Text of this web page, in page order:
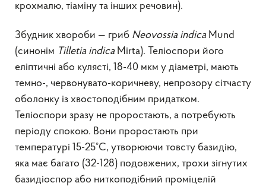
крохмалю, тіаміну та інших речовин).
Збудник хвороби — гриб Neovossia indicaMund
(синонім Tilletia indicaMirta). Теліоспори його
еліптичні або кулясті, 18-40 мкм у діаметрі, мають
темно-, червонувато-коричневу, непрозору сітчасту
оболонку із хвостоподібним придатком.
Теліоспори зразу не проростають, а потребують
періоду спокою. Вони проростають при
температурі 15-25°С, утворюючи товсту базидію,
яка має багато (32-128) подовжених, трохи зігнутих
базидіоспор або ниткоподібний проміцелій